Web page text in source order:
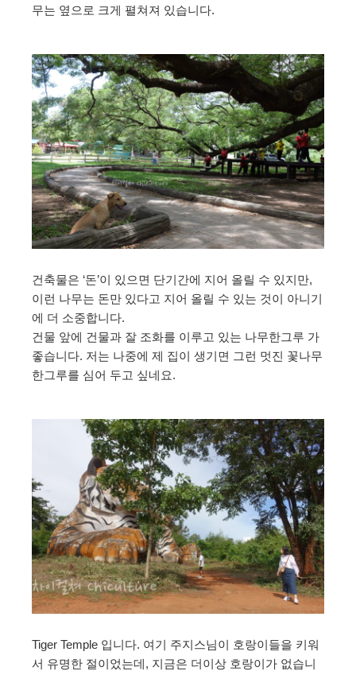
무는 옆으로 크게 펼쳐져 있습니다.
건축물은 ‘돈’이 있으면 단기간에 지어 올릴 수 있지만,
이런 나무는 돈만 있다고 지어 올릴 수 있는 것이 아니기
에 더 소중합니다.
건물 앞에 건물과 잘 조화를 이루고 있는 나무한그루 가
좋습니다. 저는 나중에 제 집이 생기면 그런 멋진 꽃나무
한그루를 심어 두고 싶네요.
Tiger Temple 입니다. 여기 주지스님이 호랑이들을 키워
서 유명한 절이었는데, 지금은 더이상 호랑이가 없습니